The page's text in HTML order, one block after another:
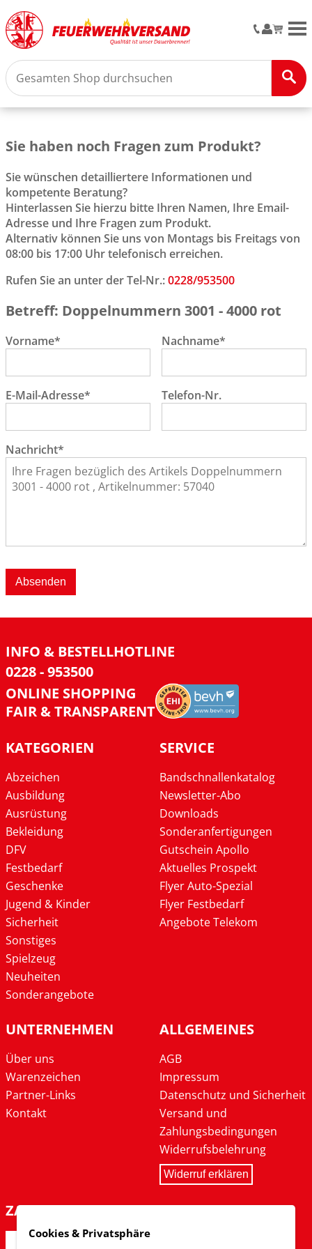
Sie haben noch Fragen zum Produkt?
Sie wünschen detailliertere Informationen und
kompetente Beratung?
Hinterlassen Sie hierzu bitte Ihren Namen, Ihre Email-
Adresse und Ihre Fragen zum Produkt.
Alternativ können Sie uns von Montags bis Freitags von
08:00 bis 17:00 Uhr telefonisch erreichen.
Rufen Sie an unter der Tel-Nr.:0228/953500
Betreff: Doppelnummern 3001 - 4000 rot
Vorname* Nachname*
E-Mail-Adresse* Telefon-Nr.
Nachricht*
Absenden
INFO & BESTELLHOTLINE
0228 - 953500
ONLINE SHOPPING
FAIR & TRANSPARENT
KATEGORIEN
Abzeichen
Ausbildung
Ausrüstung
Bekleidung
DFV
Festbedarf
Geschenke
Jugend & Kinder
Sicherheit
Sonstiges
Spielzeug
Neuheiten
Sonderangebote
SERVICE
Bandschnallenkatalog
Newsletter-Abo
Downloads
Sonderanfertigungen
Gutschein Apollo
Aktuelles Prospekt
Flyer Auto-Spezial
Flyer Festbedarf
Angebote Telekom
UNTERNEHMEN
Über uns
Warenzeichen
Partner-Links
Kontakt
ALLGEMEINES
AGB
Impressum
Datenschutz und Sicherheit
Versand und
Zahlungsbedingungen
Widerrufsbelehrung
Widerruf erklären
ZAHLARTEN
Cookies & Privatsphäre